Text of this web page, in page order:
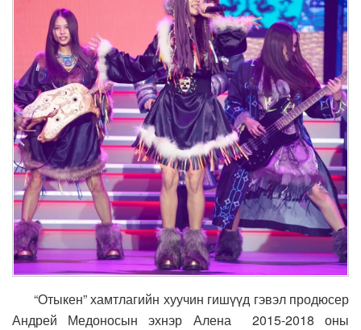
“Отыкен” хамтлагийн хуучин гишүүд гэвэл продюсер
Андрей Медоносын эхнэр Алена 2015-2018 оны